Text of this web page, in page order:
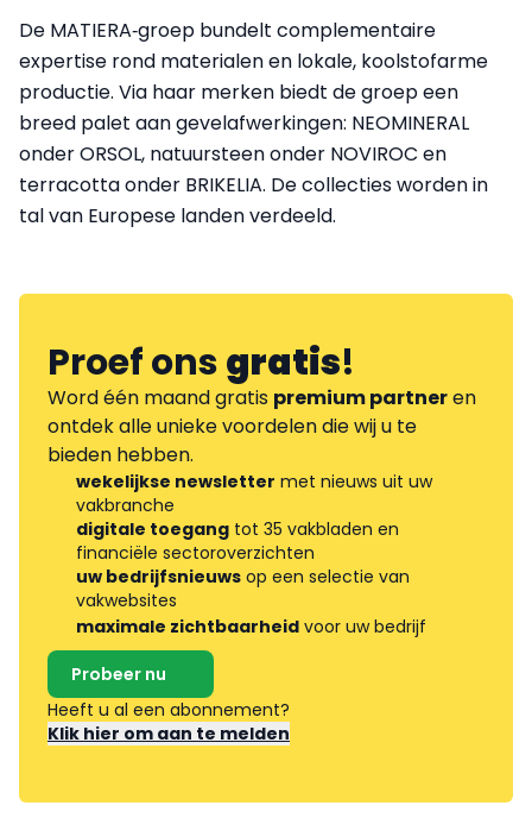
De MATIERA‑groep bundelt complementaire
expertise rond materialen en lokale, koolstofarme
productie. Via haar merken biedt de groep een
breed palet aan gevelafwerkingen: NEOMINERAL
onder ORSOL, natuursteen onder NOVIROC en
terracotta onder BRIKELIA. De collecties worden in
tal van Europese landen verdeeld.
Proef onsgratis!
Word één maand gratis premium partneren
ontdek alle unieke voordelen die wij u te
bieden hebben.
wekelijkse newsletter met nieuws uit uw
vakbranche
digitale toegang tot 35 vakbladen en
financiële sectoroverzichten
uw bedrijfsnieuws op een selectie van
vakwebsites
maximale zichtbaarheid voor uw bedrijf
Probeer nu
Heeft u al een abonnement?
Klik hier om aan te melden